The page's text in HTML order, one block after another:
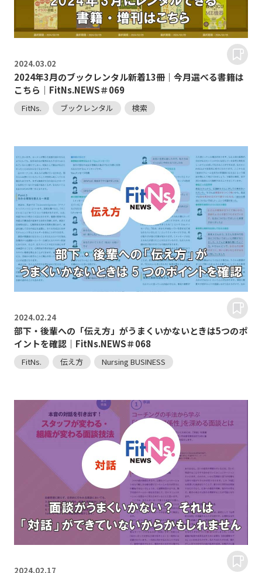
2024.03.02
2024年3月のブックレンタル新着13冊｜今月選べる書籍は
こちら｜FitNs.NEWS＃069
FitNs. ブックレンタル 検索
2024.02.24
部下・後輩への「伝え方」がうまくいかないときは5つのポ
イントを確認｜FitNs.NEWS＃068
FitNs. 伝え方 Nursing BUSINESS
2024.02.17